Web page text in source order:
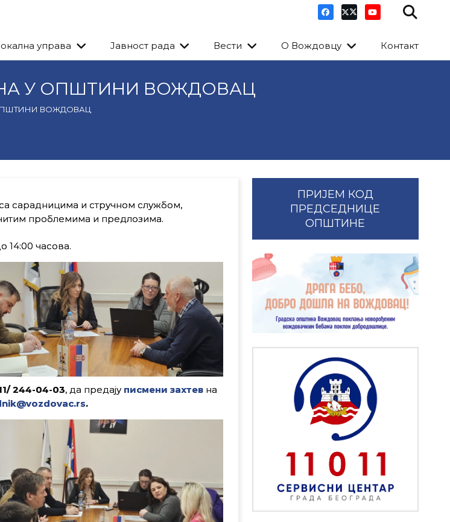
управа Јавност рада Вести О Вождовцу Контакт
У ОПШТИНИ ВОЖДОВАЦ
ВОЖДОВАЦ
сарадницима и стручном службом,
проблемима и предлозима.
14:00 часова.
244-04-03, да предају писмени захтевна
.
ПРИЈЕМ КОД
ПРЕДСЕДНИЦЕ
ОПШТИНЕ